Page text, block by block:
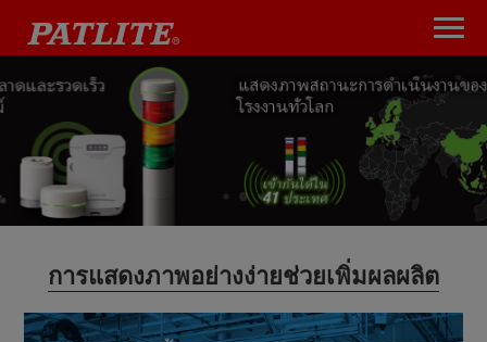
การแสดงภาพอย่างง่ายช่วยเพิ่มผลผลิต